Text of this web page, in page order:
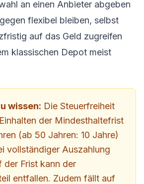
an einen Anbieter abgeben
flexibel bleiben, selbst
auf das Geld zugreifen
klassischen Depot meist
wissen: Die Steuerfreiheit
der Mindesthaltefrist
(ab 50 Jahren: 10 Jahre)
vollständiger Auszahlung
der Frist kann der
entfallen. Zudem fällt auf